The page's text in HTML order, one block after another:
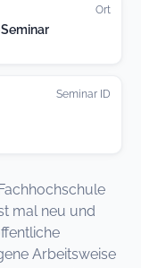
Ort
Seminar ID
mal neu und
Arbeitsweise